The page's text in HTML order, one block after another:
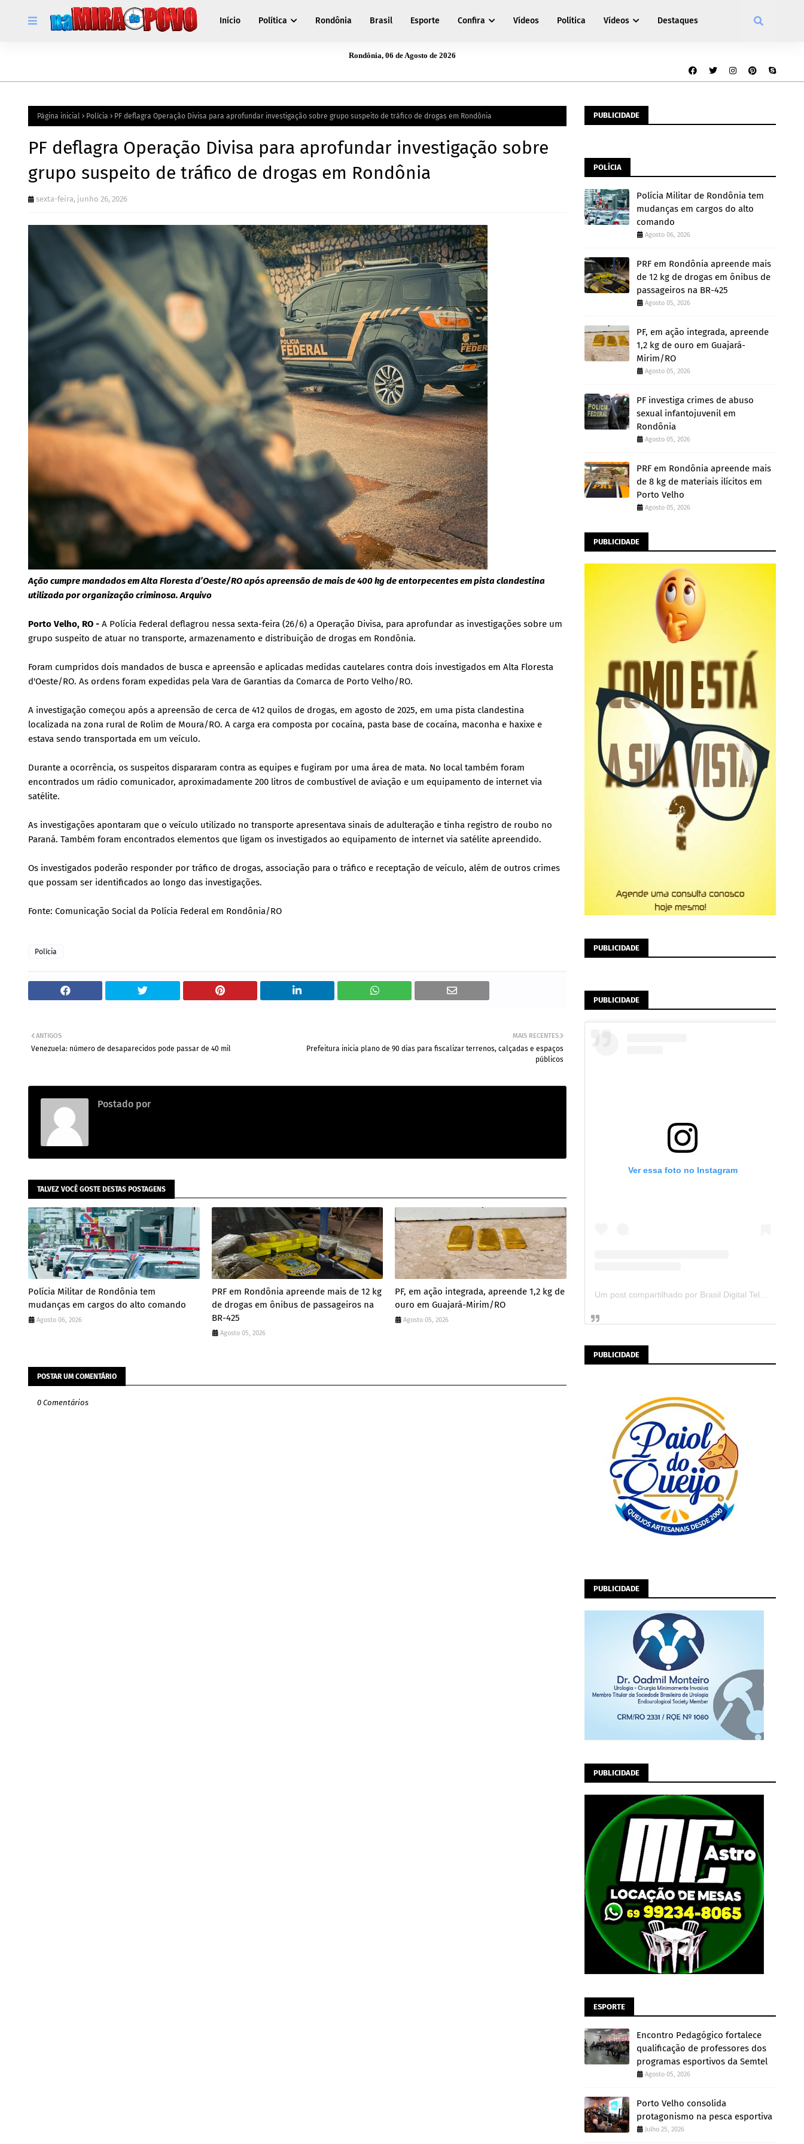
Início Política Rondônia Brasil Esporte Confira Vídeos Política Vídeos Destaques
Rondônia, 06 de Agosto de 2026
Página inicial Polícia PF deflagra Operação Divisa para aprofundar investigação sobre grupo suspeito de tráfico de drogas em Rondônia
PF deflagra Operação Divisa para aprofundar investigação sobre
grupo suspeito de tráfico de drogas em Rondônia
sexta-feira, junho 26, 2026
Ação cumpre mandados em Alta Floresta d’Oeste/RO após apreensão de mais de 400 kg de entorpecentes em pista clandestina
utilizada por organização criminosa. Arquivo
Porto Velho, RO - A Polícia Federal deflagrou nessa sexta-feira (26/6) a Operação Divisa, para aprofundar as investigações sobre um
grupo suspeito de atuar no transporte, armazenamento e distribuição de drogas em Rondônia.
Foram cumpridos dois mandados de busca e apreensão e aplicadas medidas cautelares contra dois investigados em Alta Floresta
d'Oeste/RO. As ordens foram expedidas pela Vara de Garantias da Comarca de Porto Velho/RO.
A investigação começou após a apreensão de cerca de 412 quilos de drogas, em agosto de 2025, em uma pista clandestina
localizada na zona rural de Rolim de Moura/RO. A carga era composta por cocaína, pasta base de cocaína, maconha e haxixe e
estava sendo transportada em um veículo.
Durante a ocorrência, os suspeitos dispararam contra as equipes e fugiram por uma área de mata. No local também foram
encontrados um rádio comunicador, aproximadamente 200 litros de combustível de aviação e um equipamento de internet via
satélite.
As investigações apontaram que o veículo utilizado no transporte apresentava sinais de adulteração e tinha registro de roubo no
Paraná. Também foram encontrados elementos que ligam os investigados ao equipamento de internet via satélite apreendido.
Os investigados poderão responder por tráfico de drogas, associação para o tráfico e receptação de veículo, além de outros crimes
que possam ser identificados ao longo das investigações.
Fonte: Comunicação Social da Polícia Federal em Rondônia/RO
Polícia
MAIS RECENTES
Prefeitura inicia plano de 90 dias para fiscalizar terrenos, calçadas e espaços
públicos
ANTIGOS
Venezuela: número de desaparecidos pode passar de 40 mil
Postado por
TALVEZ VOCÊ GOSTE DESTAS POSTAGENS
Polícia Militar de Rondônia tem
mudanças em cargos do alto comando
Agosto 06, 2026
PRF em Rondônia apreende mais de 12 kg
de drogas em ônibus de passageiros na
BR-425
Agosto 05, 2026
PF, em ação integrada, apreende 1,2 kg de
ouro em Guajará-Mirim/RO
Agosto 05, 2026
POSTAR UM COMENTÁRIO
0 Comentários
PUBLICIDADE
POLÍCIA
Polícia Militar de Rondônia tem
mudanças em cargos do alto
comando
Agosto 06, 2026
PRF em Rondônia apreende mais
de 12 kg de drogas em ônibus de
passageiros na BR-425
Agosto 05, 2026
PF, em ação integrada, apreende
1,2 kg de ouro em Guajará-
Mirim/RO
Agosto 05, 2026
PF investiga crimes de abuso
sexual infantojuvenil em
Rondônia
Agosto 05, 2026
PRF em Rondônia apreende mais
de 8 kg de materiais ilícitos em
Porto Velho
Agosto 05, 2026
PUBLICIDADE
PUBLICIDADE
PUBLICIDADE
Ver essa foto no Instagram
PUBLICIDADE
PUBLICIDADE
PUBLICIDADE
ESPORTE
Encontro Pedagógico fortalece
qualificação de professores dos
programas esportivos da Semtel
Agosto 05, 2026
Porto Velho consolida
protagonismo na pesca esportiva
Julho 25, 2026